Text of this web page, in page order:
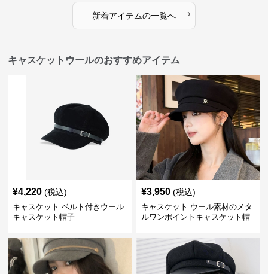
新着アイテムの一覧へ ›
キャスケットウールのおすすめアイテム
¥4,220 (税込)
キャスケット ベルト付きウール
キャスケット帽子
¥3,950 (税込)
キャスケット ウール素材のメタ
ルワンポイントキャスケット帽